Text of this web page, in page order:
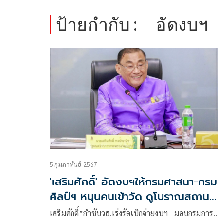
ป้ายกำกับ : อัดงบฯ
5 กุมภาพันธ์ 2567
'เสริมศักดิ์' อัดงบฯให้กรมศาสนา-กรม
ศิลป์ฯ หนุนคนเข้าวัด ดูโบราณสถาน
ช่วยดัน'ซอฟต์ เพาเวอร์'รัฐบาล
เสริมศักดิ์”กำชับวธ.เร่งรัดเบิกจ่ายงบฯ มอบกรมการ